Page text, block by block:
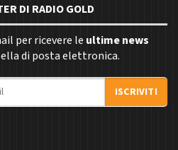
DI RADIO GOLD
per ricevere le ultime news
di posta elettronica.
ISCRIVITI